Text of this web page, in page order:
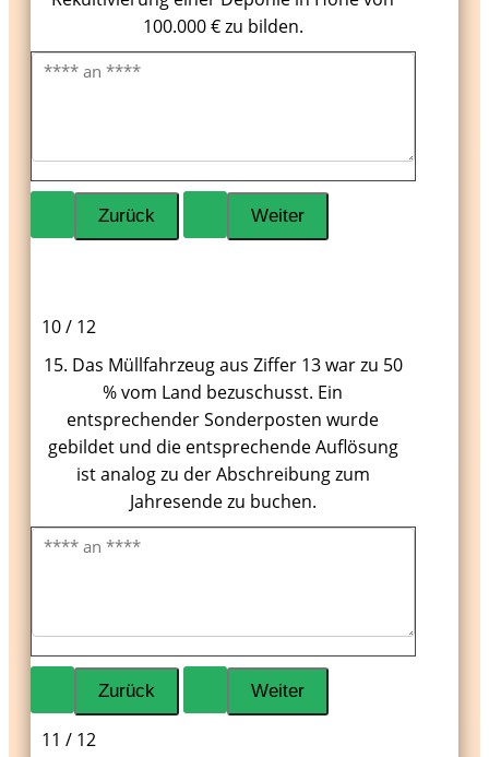
100.000 € zu bilden.
10 / 12
15. Das Müllfahrzeug aus Ziffer 13 war zu 50
% vom Land bezuschusst. Ein
entsprechender Sonderposten wurde
gebildet und die entsprechende Auflösung
ist analog zu der Abschreibung zum
Jahresende zu buchen.
11 / 12